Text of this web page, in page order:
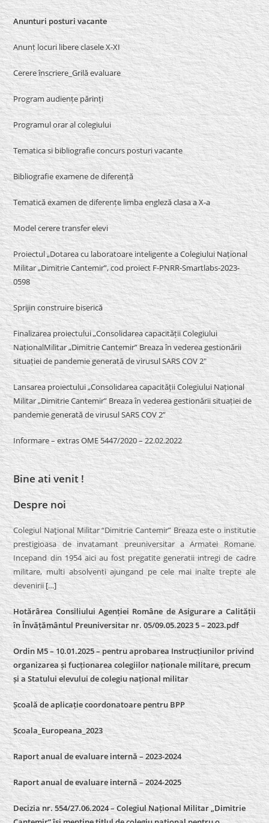
Anunturi posturi vacante
Anunț locuri libere clasele X-XI
Cerere înscriere_Grilă evaluare
Program audiențe părinți
Programul orar al colegiului
Tematica si bibliografie concurs posturi vacante
Bibliografie examene de diferență
Tematică examen de diferențe limba engleză clasa a X-a
Model cerere transfer elevi
Proiectul „Dotarea cu laboratoare inteligente a Colegiului Național
Militar „Dimitrie Cantemir”, cod proiect F-PNRR-Smartlabs-2023-
0598
Sprijin construire biserică
Finalizarea proiectului „Consolidarea capacității Colegiului
NaționalMilitar „Dimitrie Cantemir” Breaza în vederea gestionării
situației de pandemie generată de virusul SARS COV 2″
Lansarea proiectului „Consolidarea capacității Colegiului Național
Militar „Dimitrie Cantemir” Breaza în vederea gestionării situației de
pandemie generată de virusul SARS COV 2”
Informare – extras OME 5447/2020 – 22.02.2022
Bine ati venit !
Despre noi
Colegiul Naţional Militar “Dimitrie Cantemir” Breaza este o institutie
prestigioasa de invatamant preuniversitar a Armatei Romane.
Incepand din 1954 aici au fost pregatite generatii intregi de cadre
militare, multi absolventi ajungand pe cele mai inalte trepte ale
devenirii[…]
Hotărârea Consiliului Agenției Române de Asigurare a Calității
în Învățământul Preuniversitar nr. 05/09.05.2023 5 – 2023.pdf
Ordin M5 – 10.01.2025 – pentru aprobarea Instrucțiunilor privind
organizarea și fucționarea colegiilor naționale militare, precum
și a Statului elevului de colegiu național militar
Școală de aplicație coordonatoare pentru BPP
Școala_Europeana_2023
Raport anual de evaluare internă – 2023-2024
Raport anual de evaluare internă –2024-2025
Decizia nr. 554/27.06.2024 – Colegiul Național Militar „Dimitrie